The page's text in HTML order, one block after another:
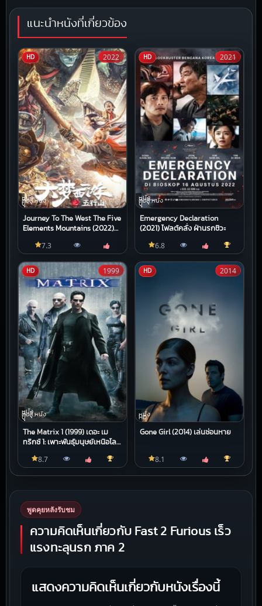
แนะนำหนังที่เกี่ยวข้อง
HD
หนัง
ต่อสู้,หนัง
บู๊
Journey To The West The Five
Elements Mountains (2022)
2022
7.3
HD
หนัง
ต่อสู้,หนัง
บู๊
Emergency Declaration
(2021) ไฟลต์คลั่ง ฝ่านรกชีวะ
2021
6.8
HD
หนัง
ต่อสู้,หนัง
บู๊
The Matrix 1 (1999) เดอะ เม
ทริกซ์ 1: เพาะพันธุ์มนุษย์เหนือโลก
1999
8.7
HD
หนัง
HD
Gone Girl (2014) เล่นซ่อนหาย
2014
8.1
พูดคุยหลังรับชม
ความคิดเห็นเกี่ยวกับ Fast 2 Furious เร็ว
แรงทะลุนรก ภาค 2
แสดงความคิดเห็นเกี่ยวกับหนังเรื่องนี้